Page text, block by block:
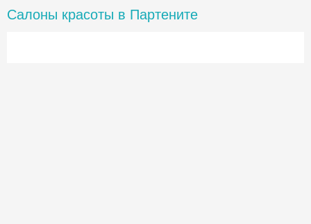
Салоны красоты в Партените